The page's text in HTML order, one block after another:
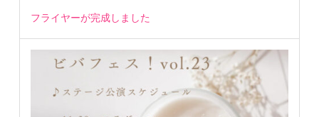
フライヤーが完成しました